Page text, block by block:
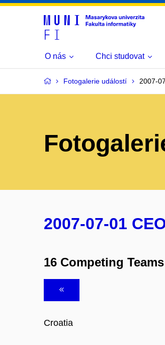
O nás Chci studovat
Fotogalerie událostí 2007-
2007-07-01
16 Competing Teams
Croatia